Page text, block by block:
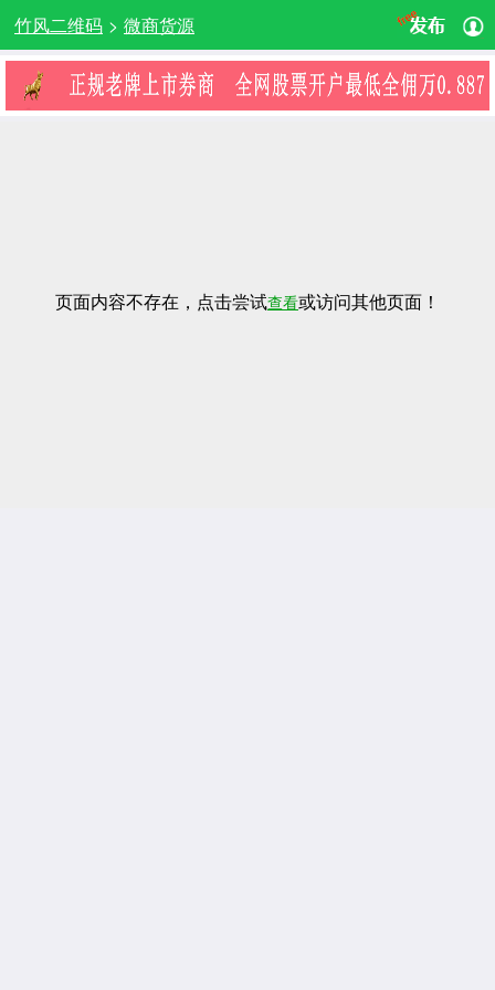
竹风二维码 > 微商货源
页面内容不存在，点击尝试查看或访问其他页面！